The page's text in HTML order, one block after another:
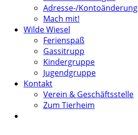
Adresse-/Kontoänderung
Mach mit!
Wilde Wiesel
Ferienspaß
Gassitrupp
Kindergruppe
Jugendgruppe
Kontakt
Verein & Geschäftsstelle
Zum Tierheim